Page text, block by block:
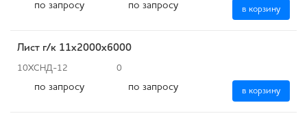
по запросу по запросу в корзину
Лист г/к 11х2000х6000
10ХСНД-12 0
по запросу по запросу в корзину